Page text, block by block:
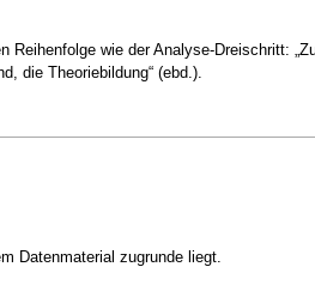
wie der Analyse-Dreischritt:
die Theoriebildung“ (ebd.).
Datenmaterial zugrunde liegt.